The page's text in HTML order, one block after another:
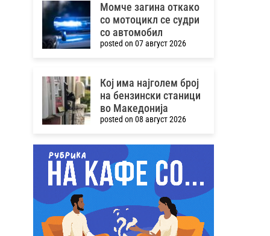
Момче загина откако
со мотоцикл се судри
со автомобил
posted on 07 август 2026
Кој има најголем број
на бензински станици
во Македонија
posted on 08 август 2026